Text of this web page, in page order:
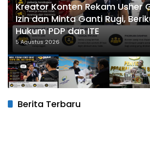
Kreator Konten Rekam Usher
Izin dan Minta Ganti Rugi,
Hukum PDP dan ITE
5 Agustus 2026
Berita Terbaru